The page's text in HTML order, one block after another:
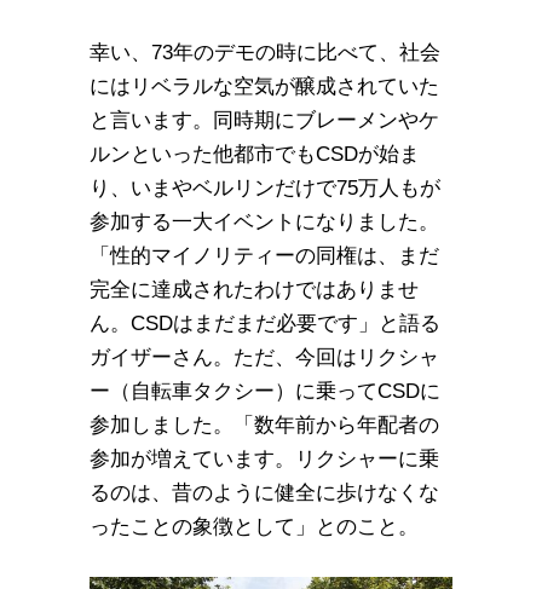
幸い、73年のデモの時に比べて、社会
にはリベラルな空気が醸成されていた
と言います。同時期にブレーメンやケ
ルンといった他都市でもCSDが始ま
り、いまやベルリンだけで75万人もが
参加する一大イベントになりました。
「性的マイノリティーの同権は、まだ
完全に達成されたわけではありませ
ん。CSDはまだまだ必要です」と語る
ガイザーさん。ただ、今回はリクシャ
ー（自転車タクシー）に乗ってCSDに
参加しました。「数年前から年配者の
参加が増えています。リクシャーに乗
るのは、昔のように健全に歩けなくな
ったことの象徴として」とのこと。